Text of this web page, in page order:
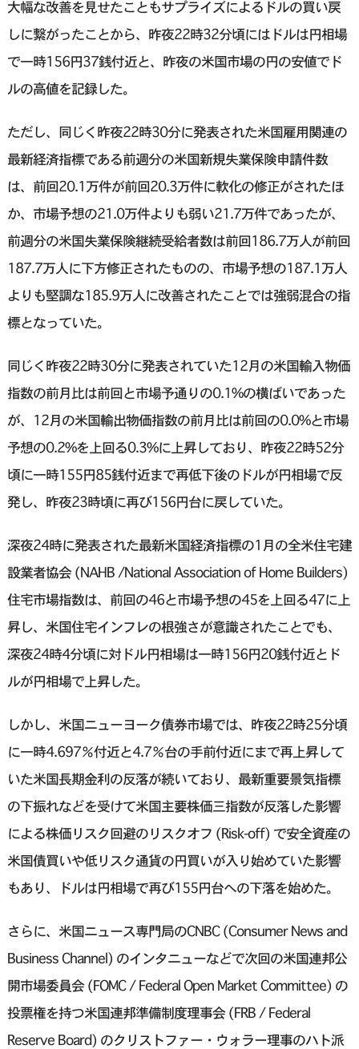
大幅な改善を見せたこともサプライズによるドルの買い戻
しに繋がったことから、昨夜22時32分頃にはドルは円相場
で一時156円37銭付近と、昨夜の米国市場の円の安値でド
ルの高値を記録した。
ただし、同じく昨夜22時30分に発表された米国雇用関連の
最新経済指標である前週分の米国新規失業保険申請件数
は、前回20.1万件が前回20.3万件に軟化の修正がされたほ
か、市場予想の21.0万件よりも弱い21.7万件であったが、
前週分の米国失業保険継続受給者数は前回186.7万人が前回
187.7万人に下方修正されたものの、市場予想の187.1万人
よりも堅調な185.9万人に改善されたことでは強弱混合の指
標となっていた。
同じく昨夜22時30分に発表されていた12月の米国輸入物価
指数の前月比は前回と市場予通りの0.1%の横ばいであった
が、12月の米国輸出物価指数の前月比は前回の0.0%と市場
予想の0.2%を上回る0.3%に上昇しており、昨夜22時52分
頃に一時155円85銭付近まで再低下後のドルが円相場で反
発し、昨夜23時頃に再び156円台に戻していた。
深夜24時に発表された最新米国経済指標の1月の全米住宅建
設業者協会 (NAHB /National Association of Home Builders)
住宅市場指数は、前回の46と市場予想の45を上回る47に上
昇し、米国住宅インフレの根強さが意識されたことでも、
深夜24時4分頃に対ドル円相場は一時156円20銭付近とド
ルが円相場で上昇した。
しかし、米国ニューヨーク債券市場では、昨夜22時25分頃
に一時4.697％付近と4.7％台の手前付近にまで再上昇して
いた米国長期金利の反落が続いており、最新重要景気指標
の下振れなどを受けて米国主要株価三指数が反落した影響
による株価リスク回避のリスクオフ (Risk-off) で安全資産の
米国債買いや低リスク通貨の円買いが入り始めていた影響
もあり、ドルは円相場で再び155円台への下落を始めた。
さらに、米国ニュース専門局のCNBC (Consumer News and
Business Channel) のインタニューなどで次回の米国連邦公
開市場委員会 (FOMC / Federal Open Market Committee) の
投票権を持つ米国連邦準備制度理事会 (FRB / Federal
Reserve Board) のクリストファー・ウォラー理事のハト派